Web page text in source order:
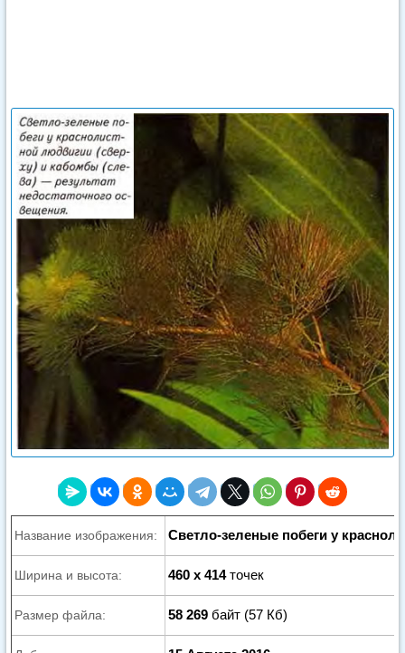
Название изображения: Светло-зеленые побеги у
Ширина и высота: 460 x 414точек
Размер файла: 58 269 байт (57 Кб)